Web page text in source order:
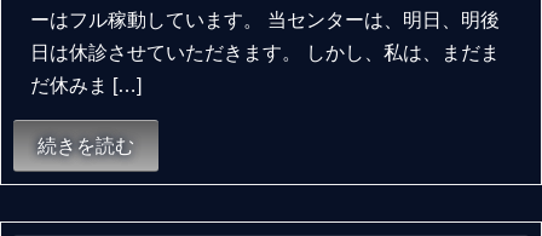
ーはフル稼動しています。 当センターは、明日、明後
日は休診させていただきます。 しかし、私は、まだま
だ休みま […]
続きを読む